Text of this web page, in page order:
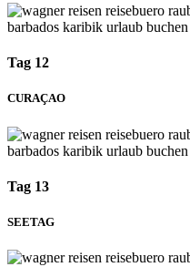
Tag 12
CURAÇAO
Tag 13
SEETAG